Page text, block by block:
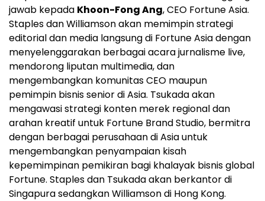
jawab kepada Khoon-Fong Ang, CEO Fortune Asia.
Staples dan Williamson akan memimpin strategi
editorial dan media langsung di Fortune Asia dengan
menyelenggarakan berbagai acara jurnalisme live,
mendorong liputan multimedia, dan
mengembangkan komunitas CEO maupun
pemimpin bisnis senior di Asia. Tsukada akan
mengawasi strategi konten merek regional dan
arahan kreatif untuk Fortune Brand Studio, bermitra
dengan berbagai perusahaan di Asia untuk
mengembangkan penyampaian kisah
kepemimpinan pemikiran bagi khalayak bisnis global
Fortune. Staples dan Tsukada akan berkantor di
Singapura sedangkan Williamson di Hong Kong.